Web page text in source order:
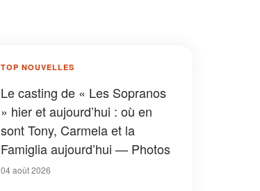
TOP NOUVELLES
Le casting de « Les Sopranos
» hier et aujourd’hui : où en
sont Tony, Carmela et la
Famiglia aujourd’hui — Photos
04 août 2026